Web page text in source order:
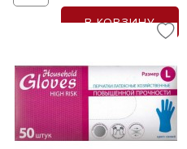
В КОРЗИНУ